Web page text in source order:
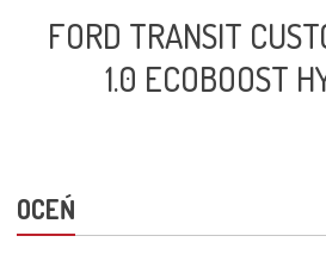
FORD TRANSIT
1.0 ECOBOOST
OCEŃ